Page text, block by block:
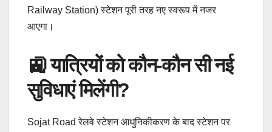
Railway Station) स्टेशन पूरी तरह नए स्वरूप में नजर
आएगा।
🚉 यात्रियों को कौन-कौन सी नई
सुविधाएं मिलेंगी?
Sojat Road रेलवे स्टेशन आधुनिकीकरण के बाद स्टेशन पर